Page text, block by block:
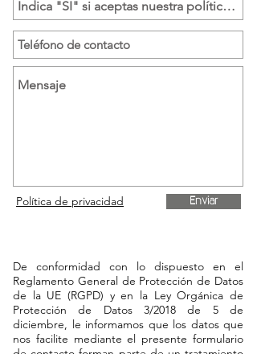
Enviar
Política de privacidad
De conformidad con lo dispuesto en el
Reglamento General de Protección de Datos
de la UE (RGPD) y en la Ley Orgánica de
Protección de Datos 3/2018 de 5 de
diciembre, le informamos que los datos que
nos facilite mediante el presente formulario